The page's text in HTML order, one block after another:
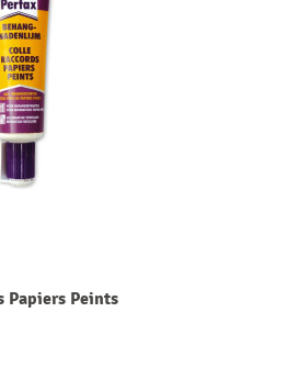
Papiers Peints